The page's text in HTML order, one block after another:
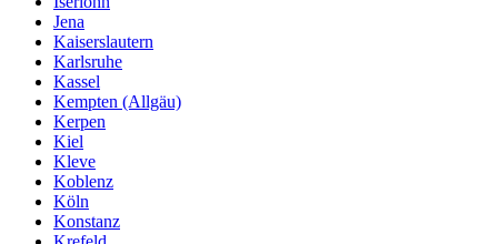
Jena
Kaiserslautern
Karlsruhe
Kassel
Kempten (Allgäu)
Kerpen
Kiel
Kleve
Koblenz
Köln
Konstanz